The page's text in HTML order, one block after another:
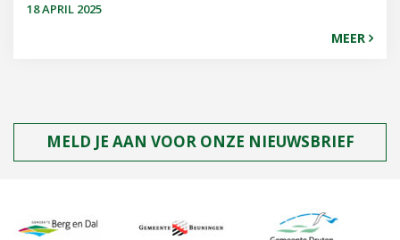
18 APRIL 2025
MEER
MELD JE AAN VOOR ONZE NIEUWSBRIEF